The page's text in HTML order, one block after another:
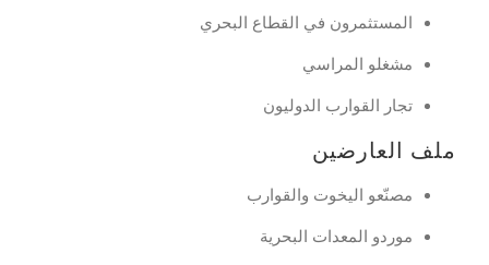
المستثمرون في القطاع البحري
مشغلو المراسي
تجار القوارب الدوليون
ملف العارضين
مصنّعو اليخوت والقوارب
موردو المعدات البحرية